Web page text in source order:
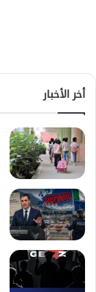
أخر الأخبار